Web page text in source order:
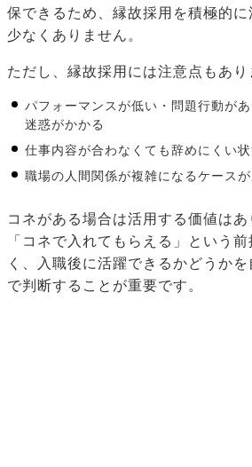
保できるため、縁故採用を積極的
少なくありません。
ただし、縁故採用には注意点もあり
パフォーマンスが低い・問題行動が
迷惑がかかる
仕事内容が合わなくても辞めにくい
職場の人間関係が複雑になるケースが
コネがある場合は活用する価値は
「コネで入れてもらえる」という
く、入職後に活躍できるかどうかを
で判断することが重要です。